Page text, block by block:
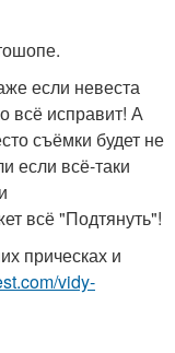
если невеста
всё исправит! А
съёмки будет не
если всё-таки
всё "Подтянуть"!
прическах и
vidy-